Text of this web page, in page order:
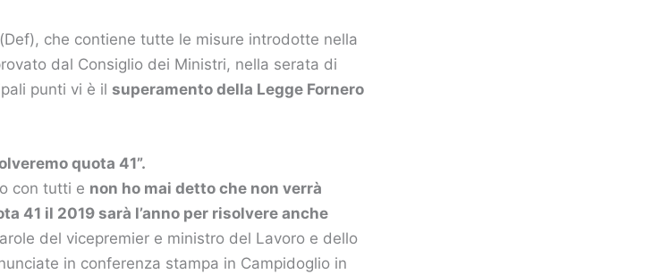
(Def), che contiene tutte le misure introdotte nella
dal Consiglio dei Ministri, nella serata di
punti vi è il superamento della Legge Fornero
quota 41”.
con tutti e non ho mai detto che non verrà
41 il 2019 sarà l’anno per risolvere anche
del vicepremier e ministro del Lavoro e dello
in conferenza stampa in Campidoglio in